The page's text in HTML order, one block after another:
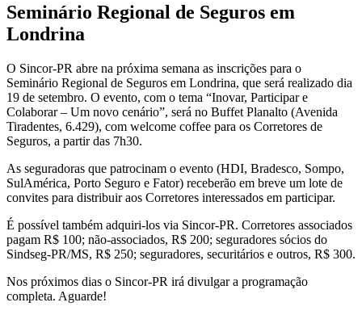
Seminário Regional de Seguros em
Londrina
O Sincor-PR abre na próxima semana as inscrições para o
Seminário Regional de Seguros em Londrina, que será realizado dia
19 de setembro. O evento, com o tema “Inovar, Participar e
Colaborar – Um novo cenário”, será no Buffet Planalto (Avenida
Tiradentes, 6.429), com welcome coffee para os Corretores de
Seguros, a partir das 7h30.
As seguradoras que patrocinam o evento (HDI, Bradesco, Sompo,
SulAmérica, Porto Seguro e Fator) receberão em breve um lote de
convites para distribuir aos Corretores interessados em participar.
É possível também adquiri-los via Sincor-PR. Corretores associados
pagam R$ 100; não-associados, R$ 200; seguradores sócios do
Sindseg-PR/MS, R$ 250; seguradores, securitários e outros, R$ 300.
Nos próximos dias o Sincor-PR irá divulgar a programação
completa. Aguarde!